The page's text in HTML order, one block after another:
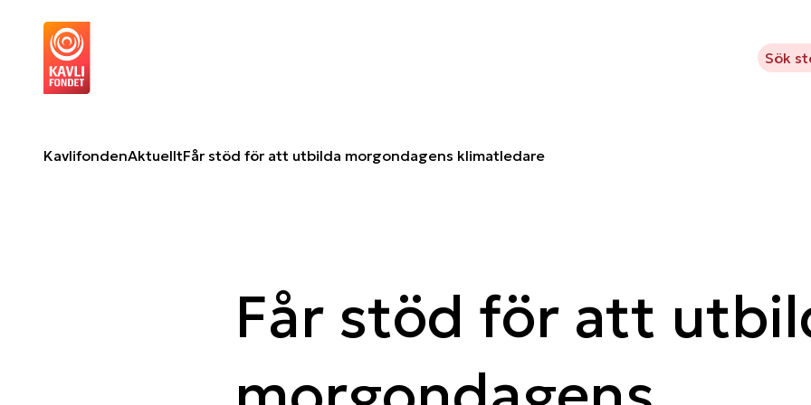
Sök
KavlifondenAktuelltFår stöd för att utbilda morgondagens klimatledare
Får stöd för att